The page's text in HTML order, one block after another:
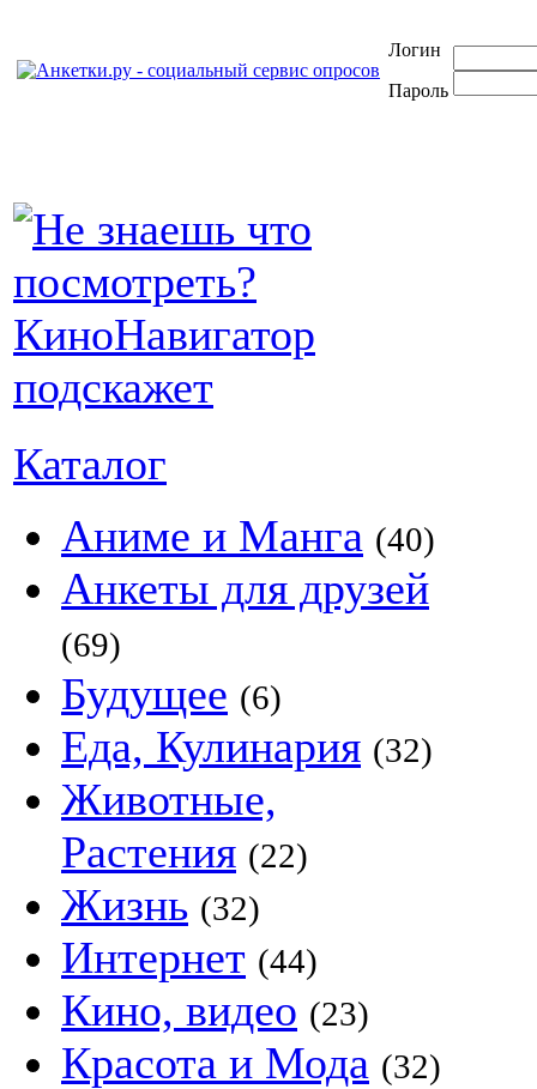
Логин
Пароль
Каталог
Аниме и Манга (40)
Анкеты для друзей
(69)
Будущее (6)
Еда, Кулинария (32)
Животные,
Растения (22)
Жизнь (32)
Интернет (44)
Кино, видео (23)
Красота и Мода (32)